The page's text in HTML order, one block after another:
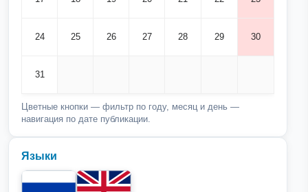
24 25 26 27 28 29 30
31
Цветные кнопки — фильтр по году, месяц и день —
навигация по дате публикации.
Языки